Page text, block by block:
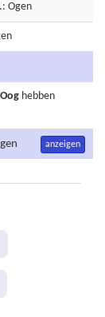
Ogen
Oog hebben
anzeigen